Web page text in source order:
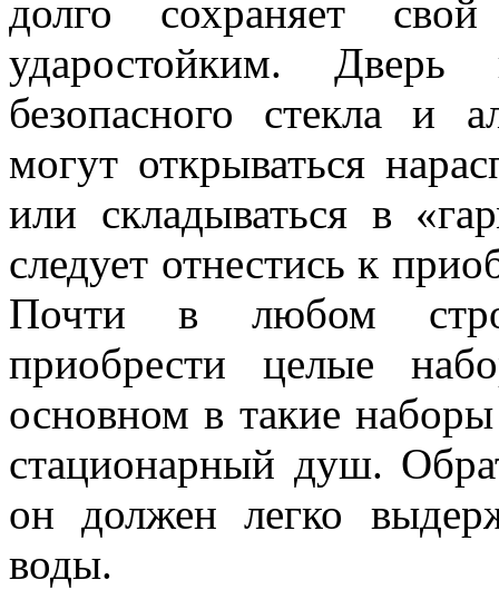
долго сохраняет
ударостойким. Дверь
безопасного стекла и
могут открываться
или складываться в
следует отнестись к
Почти в любом
приобрести целые
основном в такие
стационарный душ.
он должен легко
воды.